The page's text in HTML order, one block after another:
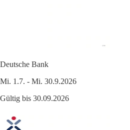
Deutsche Bank
Mi. 1.7. - Mi. 30.9.2026
Gültig bis 30.09.2026